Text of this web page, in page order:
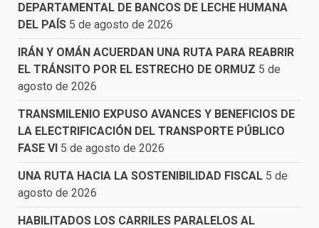
DEPARTAMENTAL DE BANCOS DE LECHE HUMANA
DEL PAÍS 5 de agosto de 2026
IRÁN Y OMÁN ACUERDAN UNA RUTA PARA REABRIR
EL TRÁNSITO POR EL ESTRECHO DE ORMUZ 5 de
agosto de 2026
TRANSMILENIO EXPUSO AVANCES Y BENEFICIOS DE
LA ELECTRIFICACIÓN DEL TRANSPORTE PÚBLICO
FASE VI 5 de agosto de 2026
UNA RUTA HACIA LA SOSTENIBILIDAD FISCAL 5 de
agosto de 2026
HABILITADOS LOS CARRILES PARALELOS AL